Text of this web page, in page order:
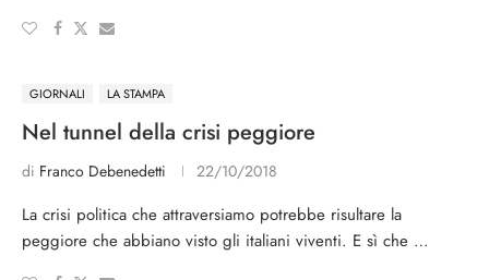
GIORNALI LA STAMPA
Nel tunnel della crisi peggiore
di Franco Debenedetti 22/10/2018
La crisi politica che attraversiamo potrebbe risultare la
peggiore che abbiano visto gli italiani viventi. E sì che …